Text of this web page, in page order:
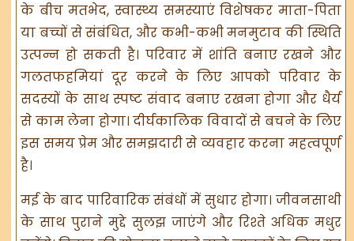
के बीच मतभेद, स्वास्थ्य समस्याएं विशेषकर माता-पिता
या बच्चों से संबंधित, और कभी-कभी मनमुटाव की स्थिति
उत्पन्न हो सकती है। परिवार में शांति बनाए रखने और
गलतफहमियां दूर करने के लिए आपको परिवार के
सदस्यों के साथ स्पष्ट संवाद बनाए रखना होगा और धैर्य
से काम लेना होगा। दीर्घकालिक विवादों से बचने के लिए
इस समय प्रेम और समझदारी से व्यवहार करना महत्वपूर्ण
है।
मई के बाद पारिवारिक संबंधों में सुधार होगा। जीवनसाथी
के साथ पुराने मुद्दे सुलझ जाएंगे और रिश्ते अधिक मधुर